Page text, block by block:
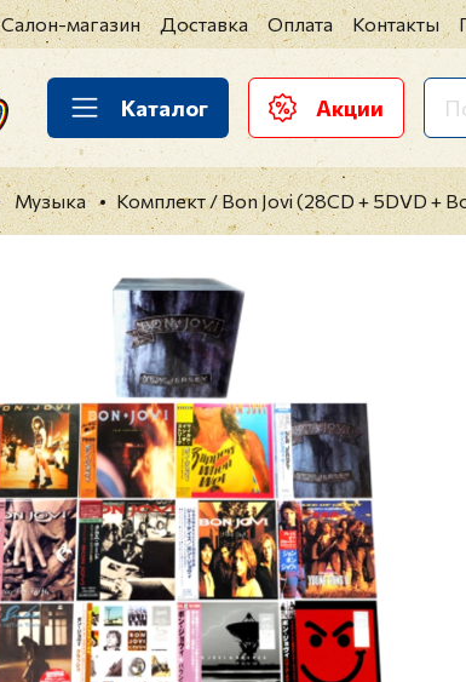
Салон-магазин Доставка Оплата Контакты
Каталог Акции
Музыка Комплект / Bon Jovi (28CD + 5DVD +